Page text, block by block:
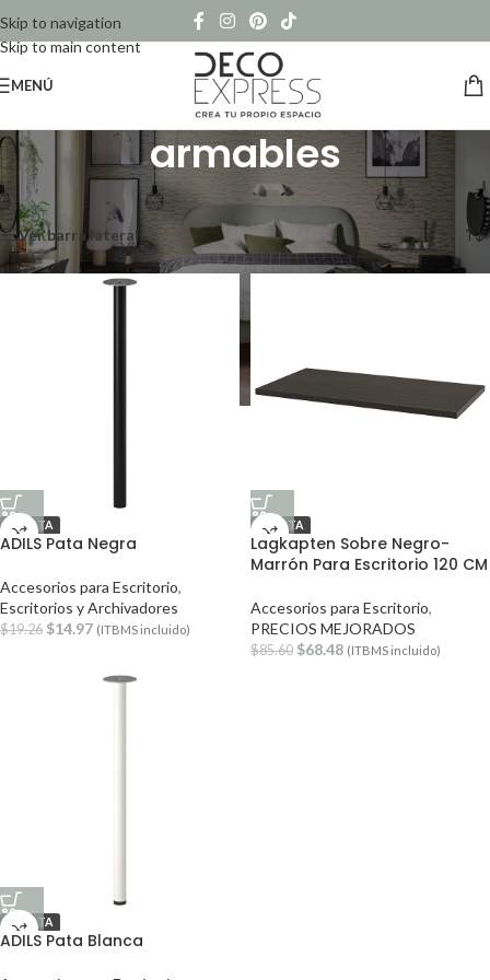
Skip to navigation
Skip to main content
MENÚ
armables
Inicio/ Productos etiquetados “armables” Mostrando los 3 resultados
Ver barra lateral
OFERTA
ADILS Pata Negra
Accesorios para Escritorio,
Escritorios y Archivadores
$19.26 $14.97 (ITBMS incluido)
OFERTA
Lagkapten Sobre Negro-
Marrón Para Escritorio 120 CM
Accesorios para Escritorio,
PRECIOS MEJORADOS
$85.60 $68.48 (ITBMS incluido)
OFERTA
ADILS Pata Blanca